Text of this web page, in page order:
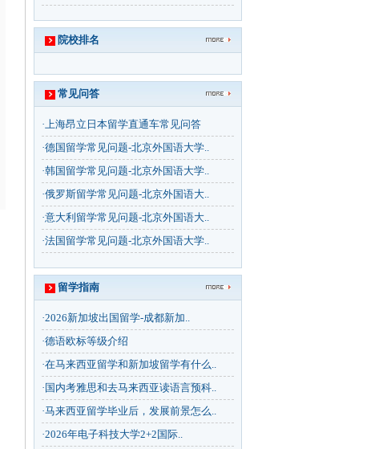
院校排名
常见问答
·上海昂立日本留学直通车常见问答
·德国留学常见问题-北京外国语大学..
·韩国留学常见问题-北京外国语大学..
·俄罗斯留学常见问题-北京外国语大..
·意大利留学常见问题-北京外国语大..
·法国留学常见问题-北京外国语大学..
留学指南
·2026新加坡出国留学-成都新加..
·德语欧标等级介绍
·在马来西亚留学和新加坡留学有什么..
· 国内考雅思和去马来西亚读语言预科..
·马来西亚留学毕业后，发展前景怎么..
·2026年电子科技大学2+2国际..